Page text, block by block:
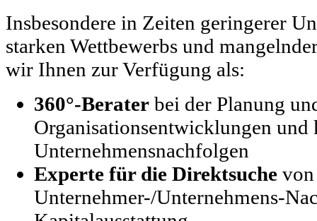
Insbesondere in Zeiten geringerer
starken Wettbewerbs und
wir Ihnen zur Verfügung als:
360°-Berater bei der Planung
Organisationsentwicklungen und
Unternehmensnachfolgen
Experte für die Direktsuche
Unternehmer-/Unternehmens-